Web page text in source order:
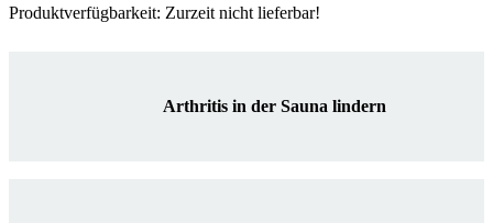
Produktverfügbarkeit: Zurzeit nicht lieferbar!
Arthritis in der Sauna lindern